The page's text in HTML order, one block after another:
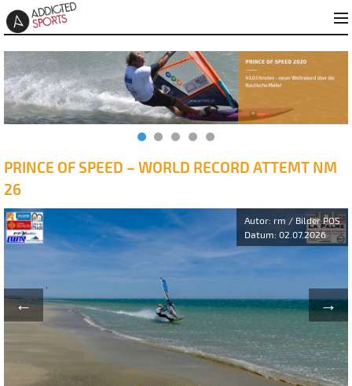
PRINCE OF SPEED – WORLD RECORD ATTEMT NM
26
Autor: rm / Bilder POS
Datum: 02.07.2026
← →